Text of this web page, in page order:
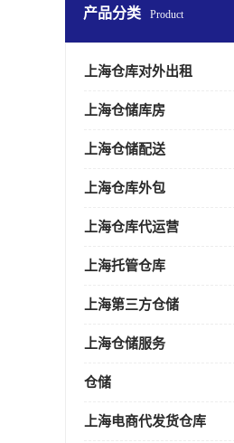
产品分类 Product
上海仓库对外出租
上海仓储库房
上海仓储配送
上海仓库外包
上海仓库代运营
上海托管仓库
上海第三方仓储
上海仓储服务
仓储
上海电商代发货仓库